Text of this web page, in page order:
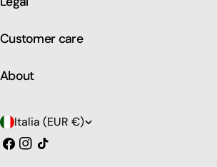
Customer care
About
P
a
Italia (EUR €)
Facebook
Instagram
Tic